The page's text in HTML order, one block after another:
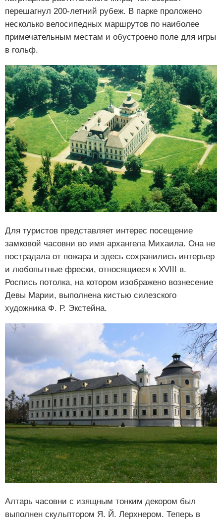
перешагнул 200-летний рубеж. В парке проложено
несколько велосипедных маршрутов по наиболее
примечательным местам и обустроено поле для игры
в гольф.
Для туристов представляет интерес посещение
замковой часовни во имя архангела Михаила. Она не
пострадала от пожара и здесь сохранились интерьер
и любопытные фрески, относящиеся к XVIII в.
Роспись потолка, на котором изображено вознесение
Девы Марии, выполнена кистью силезского
художника Ф. Р. Экстейна.
Алтарь часовни с изящным тонким декором был
выполнен скульптором Я. Й. Лерхнером. Теперь в